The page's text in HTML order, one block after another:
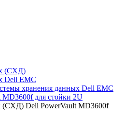
(СХД)
Dell EMC
хранения данных Dell EMC
для стойки 2U
(СХД) Dell PowerVault MD3600f